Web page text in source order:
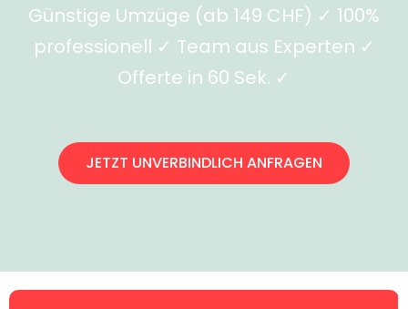
Günstige Umzüge (ab 149 CHF) ✓ 100%
professionell ✓ Team aus Experten ✓
Offerte in 60 Sek. ✓
JETZT UNVERBINDLICH ANFRAGEN